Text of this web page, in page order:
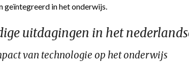
geïntegreerd in het onderwijs.
uitdagingen in het
van technologie op het onderwijs